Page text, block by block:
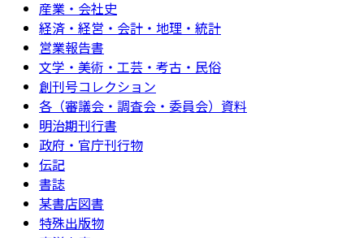
産業・会社史
経済・経営・会計・地理・統計
営業報告書
文学・美術・工芸・考古・民俗
創刊号コレクション
各（審議会・調査会・委員会）資料
明治期刊行書
政府・官庁刊行物
伝記
書誌
某書店図書
特殊出版物